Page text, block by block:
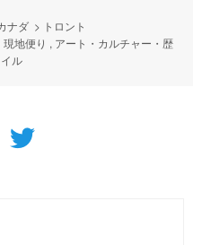
ナダ > トロント
地便り , アート・カルチャー・歴
ル